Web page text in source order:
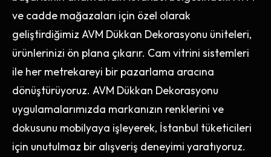
ve cadde mağazaları için özel olarak
geliştirdiğimiz AVM Dükkan Dekorasyonu üniteleri,
ürünlerinizi ön plana çıkarır. Cam vitrini sistemleri
ile her metrekareyi bir pazarlama aracına
dönüştürüyoruz. AVM Dükkan Dekorasyonu
uygulamalarımızda markanızın renklerini ve
dokusunu mobilyaya işleyerek, İstanbul tüketicileri
için unutulmaz bir alışveriş deneyimi yaratıyoruz.